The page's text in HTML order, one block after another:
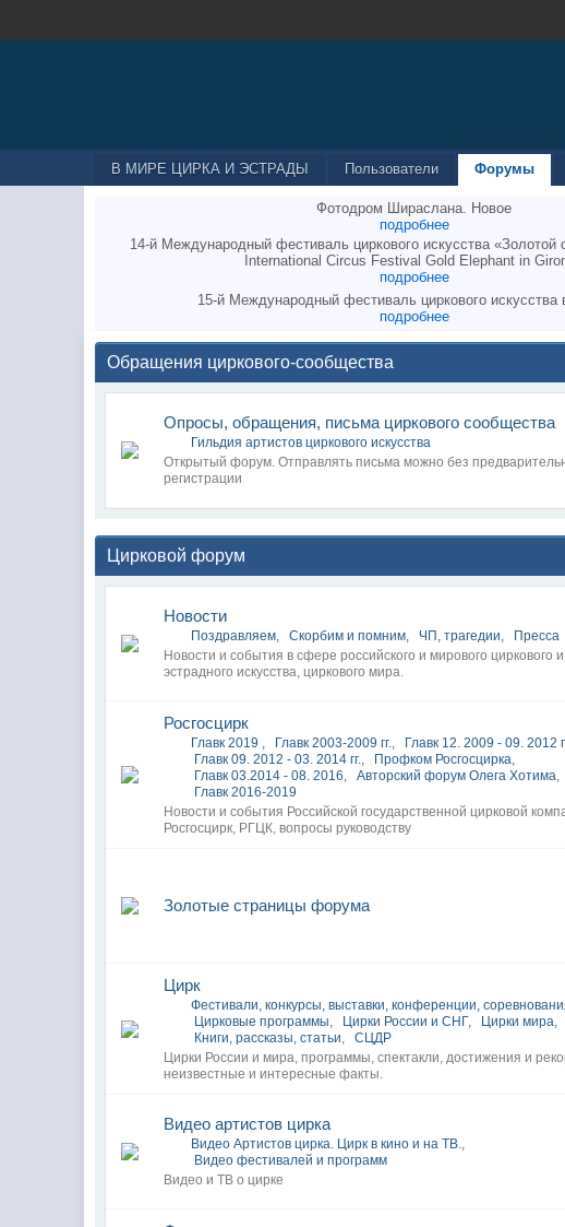
В МИРЕ ЦИРКА И ЭСТРАДЫ Пользователи Форумы
Фотодром Шираслана. Новое
подробнее
14-й Международный фестиваль циркового искусства
International Circus Festival Gold Elephant in
подробнее
15-й Международный фестиваль циркового искусства
подробнее
Обращения циркового-сообщества
Опросы, обращения, письма циркового сообщества
Гильдия артистов циркового искусства
Открытый форум. Отправлять письма можно без
регистрации
Цирковой форум
Новости
Поздравляем, Скорбим и помним, ЧП, трагедии,
Пресса
Новости и события в сфере российского и мирового циркового и
эстрадного искусства, циркового мира.
Росгосцирк
Главк 2019 , Главк 2003-2009 гг., Главк 12. 2009 - 09. 2012
Главк 09. 2012 - 03. 2014 гг., Профком Росгосцирка,
Главк 03.2014 - 08. 2016, Авторский форум Олега Хотима,
Главк 2016-2019
Новости и события Российской государственной цирковой
Росгосцирк, РГЦК, вопросы руководству
Золотые страницы форума
Цирк
Фестивали, конкурсы, выставки, конференции,
Цирковые программы, Цирки России и СНГ, Цирки мира,
Книги, рассказы, статьи,
СЦДР
Цирки России и мира, программы, спектакли, достижения и
неизвестные и интересные факты.
Видео артистов цирка
Видео Артистов цирка. Цирк в кино и на ТВ.,
Видео фестивалей и программ
Видео и ТВ о цирке